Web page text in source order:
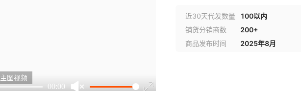
00:00
主图视频
近30天代发数量 100以内
铺货分销商数
200+
商品发布时间
2025年8月